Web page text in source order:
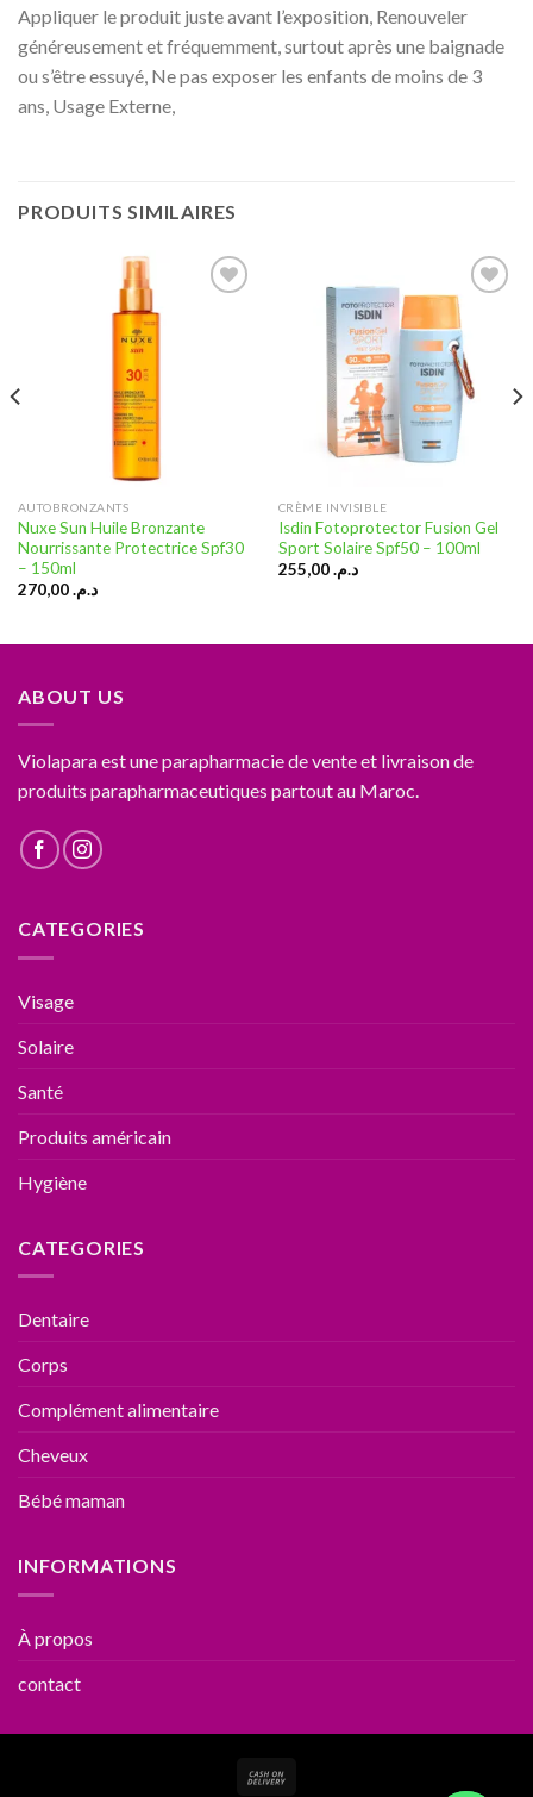
Appliquer le produit juste avant l’exposition, Renouveler
généreusement et fréquemment, surtout après une baignade
ou s’être essuyé, Ne pas exposer les enfants de moins de 3
ans, Usage Externe,
PRODUITS SIMILAIRES
AUTOBRONZANTS
Nuxe Sun Huile Bronzante
Nourrissante Protectrice Spf30
– 150ml
د.م.270,00
Ajouter
à la liste
d’envies
CRÈME INVISIBLE
Isdin Fotoprotector Fusion Gel
Sport Solaire Spf50 – 100ml
د.م.255,00
ABOUT US
Violapara est une parapharmacie de vente et livraison de
produits parapharmaceutiques partout au Maroc.
CATEGORIES
Visage
Solaire
Santé
Produits américain
Hygiène
CATEGORIES
Dentaire
Corps
Complément alimentaire
Cheveux
Bébé maman
INFORMATIONS
À propos
contact